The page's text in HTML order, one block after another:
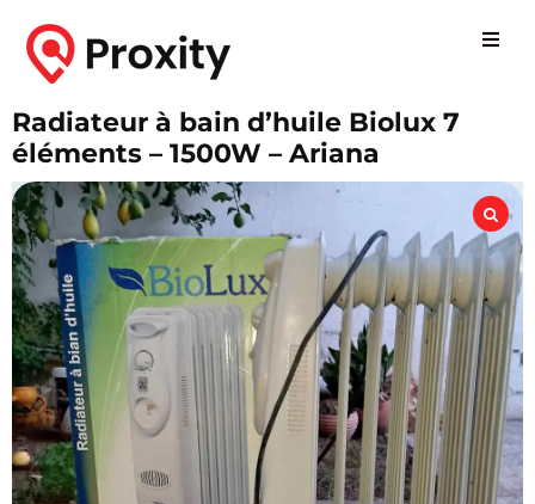
Radiateur à bain d’huile Biolux 7
éléments – 1500W – Ariana